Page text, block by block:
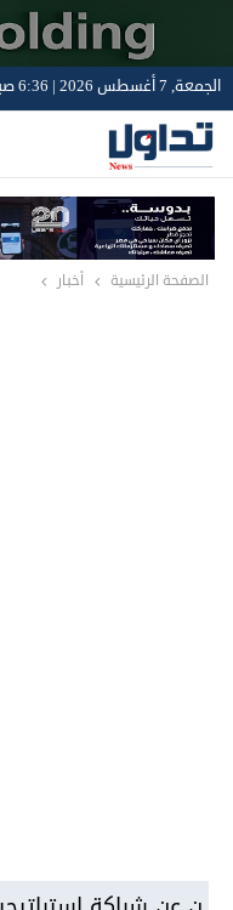
الجمعة, 7 أغسطس 2026 | 6:36 صباحًا
الصفحة الرئيسية أخبار